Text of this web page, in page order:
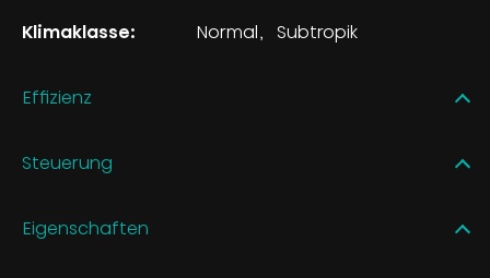
Klimaklasse: Normal Subtropik
Effizienz
Steuerung
Eigenschaften